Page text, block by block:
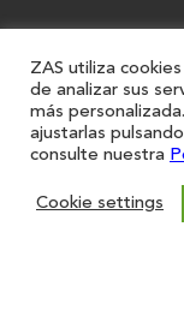
ZAS utiliza
de analizar sus
más
ajustarlas
consulte nuestra
Cookie settings